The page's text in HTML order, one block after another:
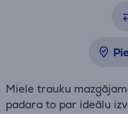
Miele trauku
padara to par ideālu